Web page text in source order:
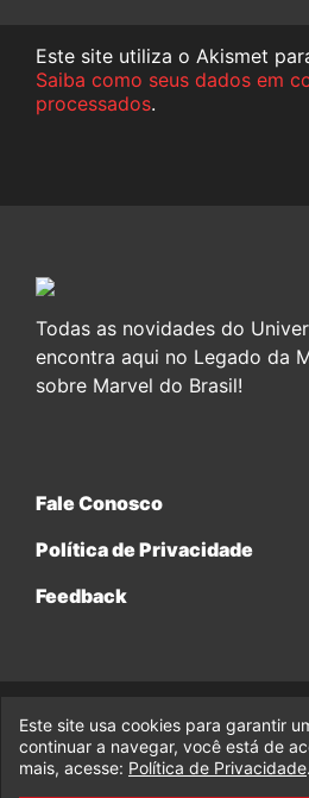
Este site utiliza o Akismet
Saiba como seus dados em
processados.
Todas as novidades do
encontra aqui no Legado da
sobre Marvel do Brasil!
Fale Conosco
Política de Privacidade
Feedback
© 2017-2026 Legado da Marvel,
Enterprises.
Este site usa cookies para garantir
continuar a navegar, você está de
mais, acesse: Política de Privacidade.